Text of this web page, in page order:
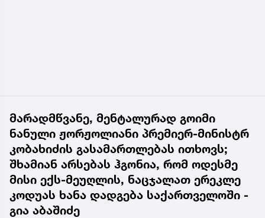
მარადმწვანე, მენტალურად გოიმი
ნანული ჟორჟოლიანი პრემიერ-მინისტრ
კობახიძის გასამართლებას ითხოვს;
შხამიან არსებას ჰგონია, რომ ოდესმე
მისი ექს-მეუღლის, ნაცჯალათ ერეკლე
კოდუას ხანა დადგება საქართველოში -
გია აბაშიძე